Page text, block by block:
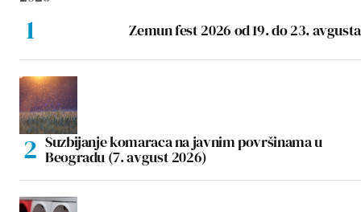
Zemun fest 2026 od 19. do 23. avgusta
Suzbijanje komaraca na javnim površinama u
Beogradu (7. avgust 2026)